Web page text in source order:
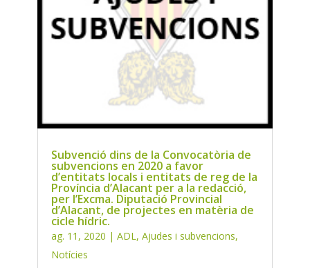
Subvenció dins de la Convocatòria de
subvencions en 2020 a favor
d’entitats locals i entitats de reg de la
Província d’Alacant per a la redacció,
per l’Excma. Diputació Provincial
d’Alacant, de projectes en matèria de
cicle hídric.
ag. 11, 2020 | ADL , Ajudes i subvencions,
Notícies